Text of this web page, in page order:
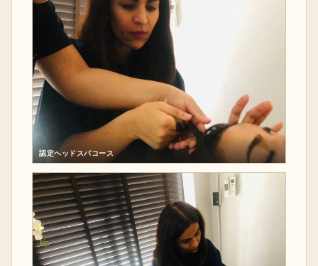
認定ヘッドスパコース